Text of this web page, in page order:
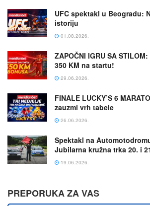
UFC spektakl u Beogradu:
istoriju
01.08.2026.
ZAPOČNI IGRU SA
350 KM na startu!
29.06.2026.
FINALE LUCKY’S 6
zauzmi vrh tabele
26.06.2026.
Spektakl na
Jubilarna kružna trka 20. i
19.06.2026.
PREPORUKA ZA VAS